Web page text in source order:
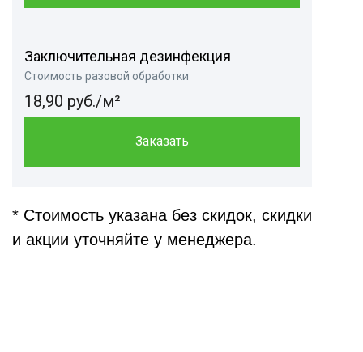
Заключительная дезинфекция
Стоимость разовой обработки
18,90 руб./м²
Заказать
* Стоимость указана без скидок, скидки
и акции уточняйте у менеджера.